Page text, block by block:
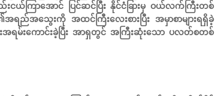
ယ်ကြာအောင် ပြင်ဆင်ပြီး နိုင်ငံခြားမှ ဝယ်လက်ကြီးတစ်
သွေးကို အထင်ကြီးလေးစားပြီး အမှာစာများရရှိခဲ့
းကောင်းခဲ့ပြီး အာရှတွင် အကြီးဆုံးသော ပလတ်စတစ်